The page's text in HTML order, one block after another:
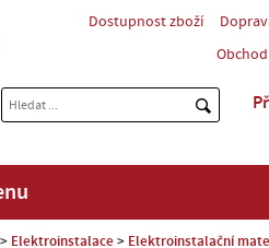
Dostupnost zboží
Elektroinstalace Elektroinstalační